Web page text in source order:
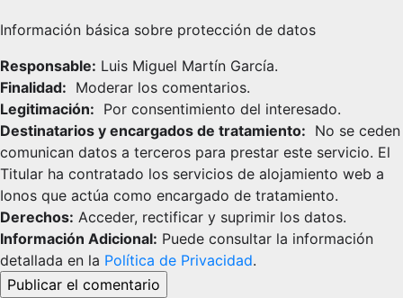
Información básica sobre protección de datos
Responsable: Luis Miguel Martín García.
Finalidad: Moderar los comentarios.
Legitimación: Por consentimiento del interesado.
Destinatarios y encargados de tratamiento: No se
comunican datos a terceros para prestar este servicio. El
Titular ha contratado los servicios de alojamiento web a
Ionos que actúa como encargado de tratamiento.
Derechos: Acceder, rectificar y suprimir los datos.
Información Adicional: Puede consultar la información
detallada en la Política de Privacidad.